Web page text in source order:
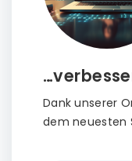
Dank unserer
dem neuesten